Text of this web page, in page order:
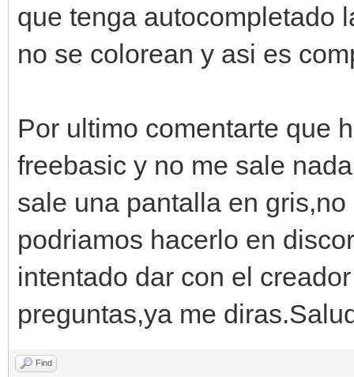
que tenga autocompletado
no se colorean y asi es
Por ultimo comentarte que
freebasic y no me sale
sale una pantalla en
podriamos hacerlo en
intentado dar con el
preguntas,ya me
Find